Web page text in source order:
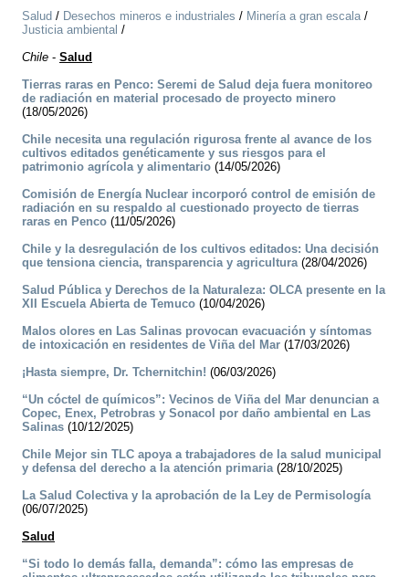
Salud / Desechos mineros e industriales / Minería a gran escala/
Justicia ambiental /
Chile - Salud
Tierras raras en Penco: Seremi de Salud deja fuera monitoreo
de radiación en material procesado de proyecto minero
(18/05/2026)
Chile necesita una regulación rigurosa frente al avance de los
cultivos editados genéticamente y sus riesgos para el
patrimonio agrícola y alimentario (14/05/2026)
Comisión de Energía Nuclear incorporó control de emisión de
radiación en su respaldo al cuestionado proyecto de tierras
raras en Penco (11/05/2026)
Chile y la desregulación de los cultivos editados: Una decisión
que tensiona ciencia, transparencia y agricultura(28/04/2026)
Salud Pública y Derechos de la Naturaleza: OLCA presente en la
XII Escuela Abierta de Temuco (10/04/2026)
Malos olores en Las Salinas provocan evacuación y síntomas
de intoxicación en residentes de Viña del Mar (17/03/2026)
¡Hasta siempre, Dr. Tchernitchin! (06/03/2026)
“Un cóctel de químicos”: Vecinos de Viña del Mar denuncian a
Copec, Enex, Petrobras y Sonacol por daño ambiental en Las
Salinas (10/12/2025)
Chile Mejor sin TLC apoya a trabajadores de la salud municipal
y defensa del derecho a la atención primaria(28/10/2025)
La Salud Colectiva y la aprobación de la Ley de Permisología
(06/07/2025)
Salud
“Si todo lo demás falla, demanda”: cómo las empresas de